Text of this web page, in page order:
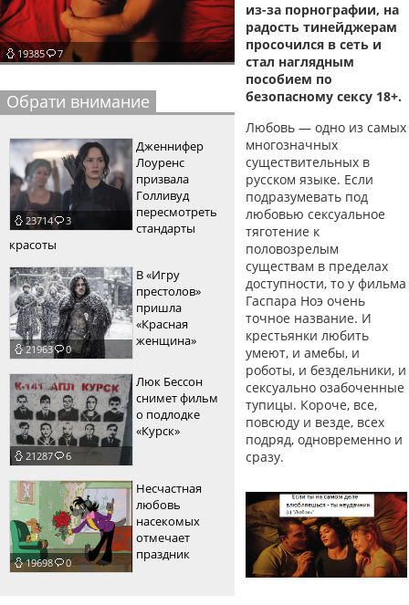
пїЅпїЅпїЅ
пїЅпїЅпїЅпїЅпїЅпїЅпїЅпїЅпїЅпїЅпїЅ
пїЅпїЅпїЅ
пїЅпїЅпїЅпїЅпїЅпїЅпїЅпїЅпїЅ
пїЅпїЅпїЅ пїЅпїЅпїЅпїЅпїЅ
пїЅпїЅпїЅ пїЅпїЅпїЅпїЅпїЅпїЅ
пїЅпїЅпїЅпїЅпїЅ
пїЅпїЅпїЅпїЅпїЅпїЅпїЅпїЅпїЅпїЅ
пїЅпїЅпїЅпїЅпїЅпїЅпїЅпїЅпїЅпїЅ
19385 7
Обрати внимание
23714 3
Дженнифер
Лоуренс
призвала
Голливуд
пересмотреть
стандарты
красоты
21963 0
В «Игру
престолов»
пришла
«Красная
женщина»
21287 6
Люк Бессон
снимет фильм
о подлодке
«Курск»
19698 0
Несчастная
любовь
насекомых
отмечает
праздник
из-за порнографии, на
радость тинейджерам
просочился в сеть и
стал наглядным
пособием по
безопасному сексу 18+.
Любовь — одно из самых
многозначных
существительных в
русском языке. Если
подразумевать под
любовью сексуальное
тяготение к
половозрелым
существам в пределах
доступности, то у фильма
Гаспара Ноэ очень
точное название. И
крестьянки любить
умеют, и амебы, и
роботы, и бездельники, и
сексуально озабоченные
тупицы. Короче, все,
повсюду и везде, всех
подряд, одновременно и
сразу.